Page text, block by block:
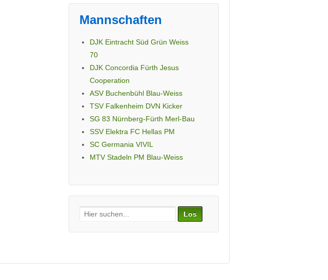
Mannschaften
DJK Eintracht Süd Grün Weiss
70
DJK Concordia Fürth Jesus
Cooperation
ASV Buchenbühl Blau-Weiss
TSV Falkenheim DVN Kicker
SG 83 Nürnberg-Fürth Merl-Bau
SSV Elektra FC Hellas PM
SC Germania VIVIL
MTV Stadeln PM Blau-Weiss
Search